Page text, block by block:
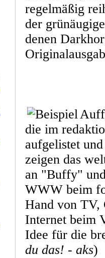
regelmäßig
der
denen
die im
aufgelistet
zeigen das
an "Buffy"
WWW beim
Hand von TV,
Internet beim
Idee für die
du das! - aks)